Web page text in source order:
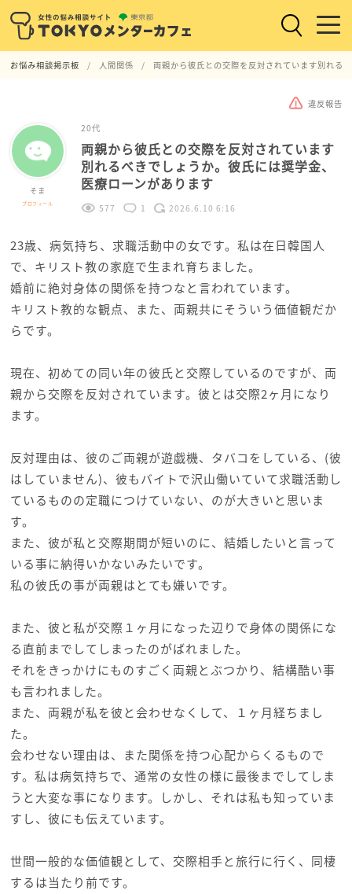
お悩み相談掲示板 人間関係 両親から彼氏との交際を反対されています別れる
違反報告
そま
プロフィール
20代
両親から彼氏との交際を反対されています
別れるべきでしょうか。彼氏には奨学金、
医療ローンがあります
577 1 2026.6.10 6:16
23歳、病気持ち、求職活動中の女です。私は在日韓国人
で、キリスト教の家庭で生まれ育ちました。
婚前に絶対身体の関係を持つなと言われています。
キリスト教的な観点、また、両親共にそういう価値観だか
らです。
現在、初めての同い年の彼氏と交際しているのですが、両
親から交際を反対されています。彼とは交際2ヶ月になり
ます。
反対理由は、彼のご両親が遊戯機、タバコをしている、(彼
はしていません)、彼もバイトで沢山働いていて求職活動し
ているものの定職につけていない、のが大きいと思いま
す。
また、彼が私と交際期間が短いのに、結婚したいと言って
いる事に納得いかないみたいです。
私の彼氏の事が両親はとても嫌いです。
また、彼と私が交際１ヶ月になった辺りで身体の関係にな
る直前までしてしまったのがばれました。
それをきっかけにものすごく両親とぶつかり、結構酷い事
も言われました。
また、両親が私を彼と会わせなくして、１ヶ月経ちまし
た。
会わせない理由は、また関係を持つ心配からくるもので
す。私は病気持ちで、通常の女性の様に最後までしてしま
うと大変な事になります。しかし、それは私も知っていま
すし、彼にも伝えています。
世間一般的な価値観として、交際相手と旅行に行く、同棲
するは当たり前です。